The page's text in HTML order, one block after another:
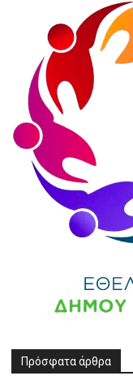
Πρόσφατα άρθρα